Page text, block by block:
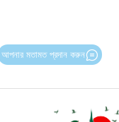
আপনার মতামত প্রদান করুন